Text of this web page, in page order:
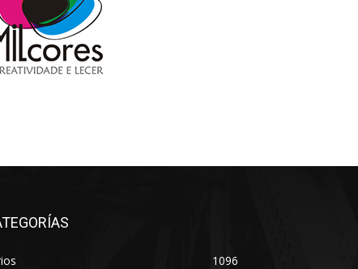
1096